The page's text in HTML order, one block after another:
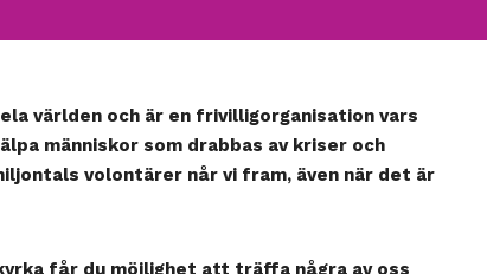
världen och är en frivilligorganisation vars
människor som drabbas av kriser och
volontärer når vi fram, även när det är
får du möjlighet att träffa några av oss